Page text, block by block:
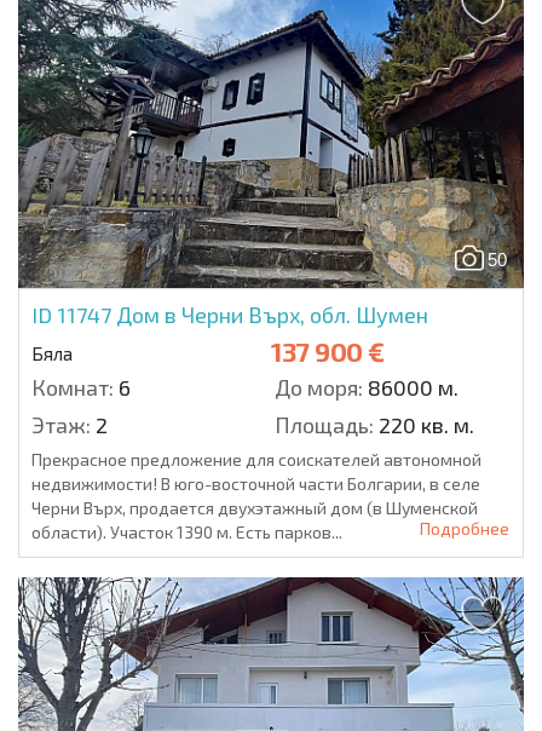
50
ID 11747 Дом в Черни Върх, обл. Шумен
Бяла 137 900 €
Комнат: 6 До моря: 86000 м.
Этаж: 2 Площадь: 220 кв. м.
Прекрасное предложение для соискателей автономной
недвижимости! В юго-восточной части Болгарии, в селе
Черни Върх, продается двухэтажный дом (в Шуменской
области). Участок 1390 м. Есть парков...
Подробнее